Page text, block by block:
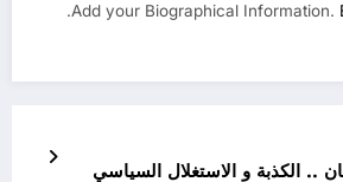
Add your Biographical Information.
السياسي